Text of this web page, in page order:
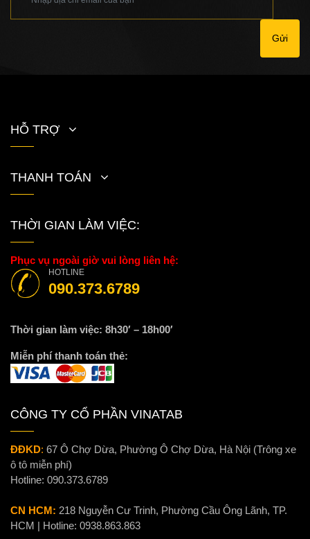
Gửi
HỖ TRỢ
THANH TOÁN
THỜI GIAN LÀM VIỆC:
Phục vụ ngoài giờ vui lòng liên hệ:
HOTLINE
090.373.6789
Thời gian làm việc: 8h30′ – 18h00′
Miễn phí thanh toán thẻ:
CÔNG TY CỔ PHẦN VINATAB
ĐĐKD: 67 Ô Chợ Dừa, Phường Ô Chợ Dừa, Hà Nội (Trông xe
ô tô miễn phí)
Hotline: 090.373.6789
CN HCM: 218 Nguyễn Cư Trinh, Phường Cầu Ông Lãnh, TP.
HCM | Hotline: 0938.863.863